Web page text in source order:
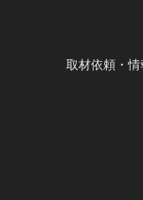
取材依頼・情